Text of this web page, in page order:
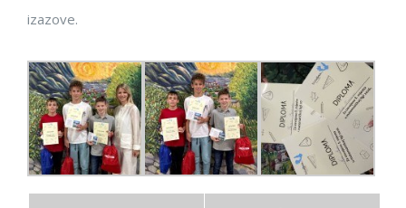
izazove.